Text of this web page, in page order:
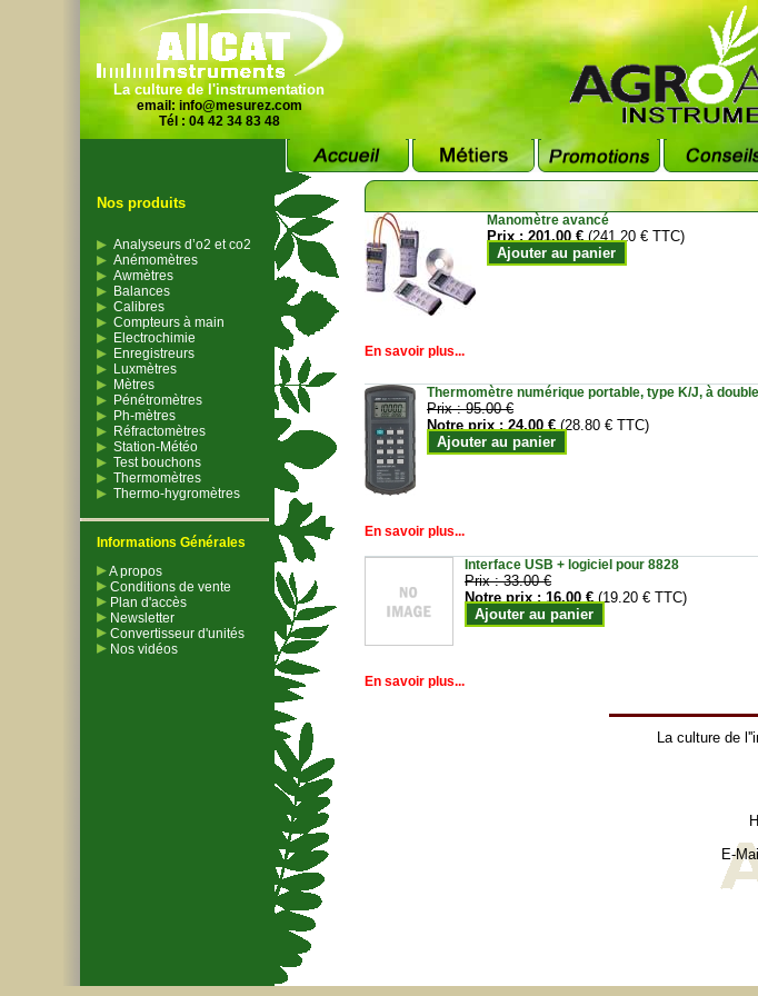
La culture de l'instrumentation
email: info@mesurez.com
Tél : 04 42 34 83 48
Nos produits
Analyseurs d’o2 et co2
Anémomètres
Awmètres
Balances
Calibres
Compteurs à main
Electrochimie
Enregistreurs
Luxmètres
Mètres
Pénétromètres
Ph-mètres
Réfractomètres
Station-Météo
Test bouchons
Thermomètres
Thermo-hygromètres
Informations Générales
A propos
Conditions de vente
Plan d'accès
Newsletter
Convertisseur d'unités
Nos vidéos
Manomètre avancé
Prix :201.00 € (241.20 € TTC)
Ajouter au panier
En savoir plus...
Thermomètre numérique portable, type K/J, à
Prix :95.00 €
Notre prix :24.00 € (28.80 € TTC)
Ajouter au panier
En savoir plus...
Interface USB + logiciel pour 8828
Prix :33.00 €
Notre prix :16.00 € (19.20 € TTC)
Ajouter au panier
En savoir plus...
La culture de
E-